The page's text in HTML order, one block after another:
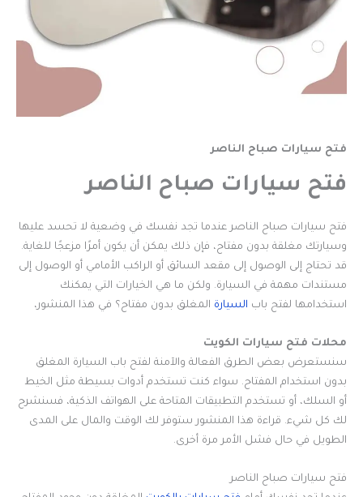
فتح سيارات صباح الناصر
فتح سيارات صباح الناصر
فتح سيارات صباح الناصر عندما تجد نفسك في وضعية لا تحسد عليها
وسيارتك مغلقة بدون مفتاح، فإن ذلك يمكن أن يكون أمرًا مزعجًا للغاية.
قد تحتاج إلى الوصول إلى مقعد السائق أو الراكب الأمامي أو الوصول إلى
مستندات مهمة في السيارة. ولكن ما هي الخيارات التي يمكنك
استخدامها لفتح باب السيارة المغلق بدون مفتاح؟ في هذا المنشور،
محلات فتح سيارات الكويت
سنستعرض بعض الطرق الفعالة والآمنة لفتح باب السيارة المغلق
بدون استخدام المفتاح. سواء كنت تستخدم أدوات بسيطة مثل الخيط
أو السلك، أو تستخدم التطبيقات المتاحة على الهواتف الذكية، فسنشرح
لك كل شيء. قراءة هذا المنشور ستوفر لك الوقت والمال على المدى
الطويل في حال فشل الأمر مرة أخرى.
فتح سيارات صباح الناصر